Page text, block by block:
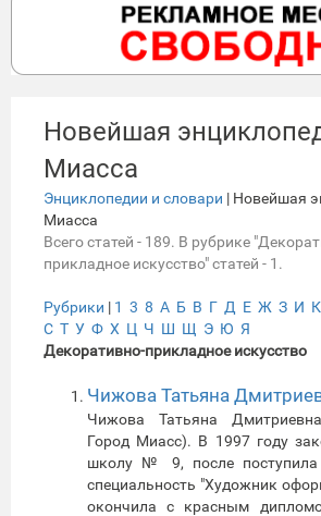
Новейшая
Миасса
Энциклопедии и словари | Новейшая
Миасса
Всего статей - 189. В рубрике
прикладное искусство" статей - 1.
Рубрики | 1 3 8 А Б В Г Д Е Ж З И К
С Т У Ф Х Ц Ч Ш Щ Э Ю Я
Декоративно-прикладное искусство
Чижова Татьяна
Чижова Татьяна
Город Миасс). В 1997 году
школу № 9, после
специальность "Художник
окончила с красным